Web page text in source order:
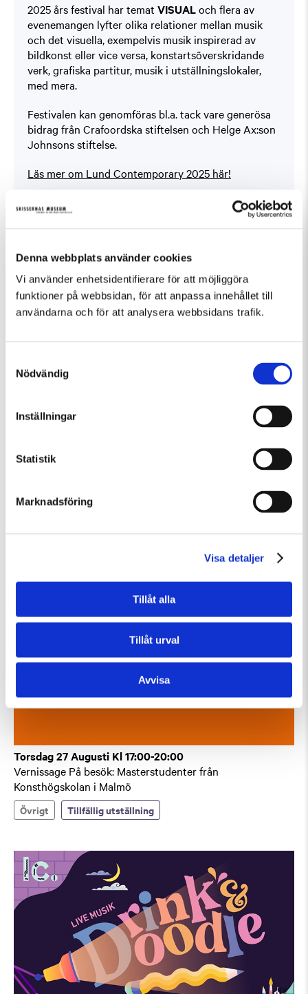
Denna webbplats använder cookies
Vi använder enhetsidentifierare för att möjliggöra
funktioner på webbsidan, för att anpassa innehållet till
användarna och för att analysera webbsidans trafik.
Nödvändig
Inställningar
Statistik
Marknadsföring
Visa detaljer
Tillåt alla
Tillåt urval
Avvisa
2025 års festival har temat VISUALoch flera av
evenemangen lyfter olika relationer mellan musik
och det visuella, exempelvis musik inspirerad av
bildkonst eller vice versa, konstartsöverskridande
verk, grafiska partitur, musik i utställningslokaler,
med mera.
Festivalen kan genomföras bl.a. tack vare generösa
bidrag från Crafoordska stiftelsen och Helge Ax:son
Johnsons stiftelse.
Läs mer om Lund Contemporary 2025 här!
Fler evenemang som passar Musik, Övrigt
Konstkollo 11/8–14/8: Skulptur – kända och okända djur
Torsdag 27 Augusti Kl 17:00-20:00
Vernissage På besök: Masterstudenter från
Konsthögskolan i Malmö
Övrigt Tillfällig utställning